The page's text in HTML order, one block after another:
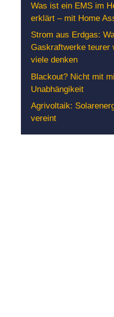
Was ist ein EMS im
erklärt – mit Home
Strom aus Erdgas:
Gaskraftwerke teurer
viele denken
Blackout? Nicht mit
Unabhängikeit
Agrivoltaik:
vereint